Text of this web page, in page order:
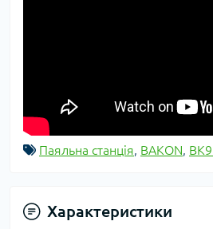
Паяльна станція, BAKON,
Характеристики